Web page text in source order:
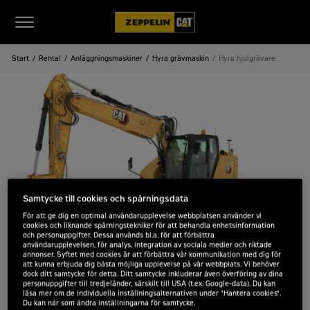
Start Rental Anläggningsmaskiner Hyra grävmaskin Hyra hjulgrävare
Hyra hjulgrävare
Samtycke till cookies och spårningsdata
För att ge dig en optimal användarupplevelse webbplatsen använder vi
cookies och liknande spårningstekniker för att behandla enhetsinformation
och personuppgifter. Dessa används bl.a. för att förbättra
användarupplevelsen, för analys, integration av sociala medier och riktade
annonser. Syftet med cookies är att förbättra vår kommunikation med dig för
att kunna erbjuda dig bästa möjliga upplevelse på vår webbplats. Vi behöver
dock ditt samtycke för detta. Ditt samtycke inkluderar även överföring av dina
personuppgifter till tredjeländer, särskilt till USA (t.ex. Google-data). Du kan
läsa mer om de individuella inställningsalternativen under "Hantera cookies".
Du kan när som ändra inställningarna för samtycke.